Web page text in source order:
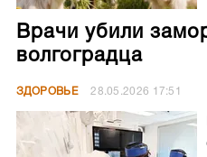
Врачи убили
волгоградца
ЗДОРОВЬЕ 28.05.2026 17:51